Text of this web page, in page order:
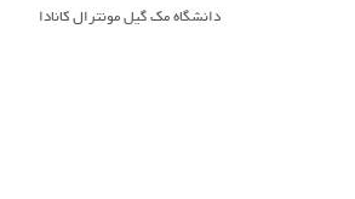
دانشگاه مک گیل مونترال کانادا